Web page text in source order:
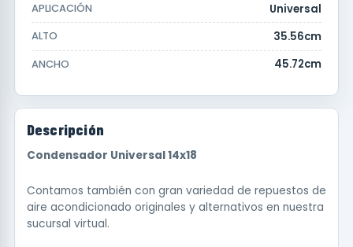
APLICACIÓN Universal
ALTO 35.56cm
ANCHO 45.72cm
Descripción
Condensador Universal 14x18
Contamos también con gran variedad de repuestos de
aire acondicionado originales y alternativos en nuestra
sucursal virtual.